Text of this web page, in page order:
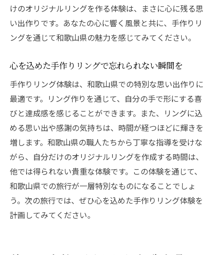
豊かな文化をリングに込める
技術と文化が結びつく特別な体験
けのオリジナルリングを作る体験は、まさに心に残る思
い出作りです。あなたの心に響く風景と共に、手作りリ
ングを通じて和歌山県の魅力を感じてみてください。
心を込めた手作りリングで忘れられない瞬間を
手作りリング体験は、和歌山県での特別な思い出作りに
最適です。リング作りを通じて、自分の手で形にする喜
びと達成感を感じることができます。また、リングに込
める思い出や感謝の気持ちは、時間が経つほどに輝きを
増します。和歌山県の職人たちから丁寧な指導を受けな
がら、自分だけのオリジナルリングを作成する時間は、
他では得られない貴重な体験です。この体験を通じて、
和歌山県での旅行が一層特別なものになることでしょ
う。次の旅行では、ぜひ心を込めた手作りリング体験を
計画してみてください。